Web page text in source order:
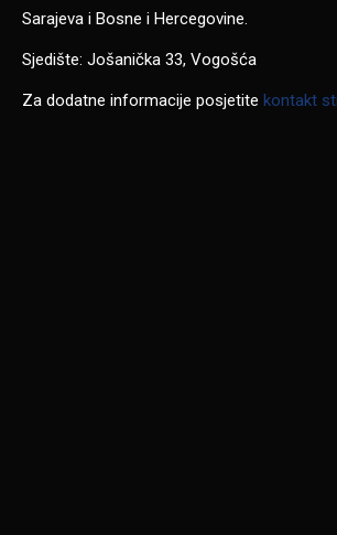
Sarajeva i Bosne i Hercegovine.
Sjedište: Jošanička 33, Vogošća
Za dodatne informacije posjetite kontakt